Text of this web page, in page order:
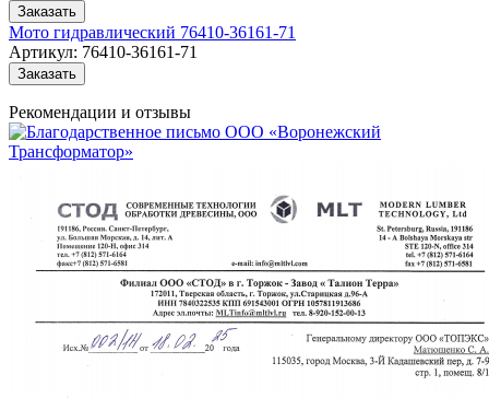
Заказать
Мото гидравлический 76410-36161-71
Артикул: 76410-36161-71
Заказать
Рекомендации и отзывы